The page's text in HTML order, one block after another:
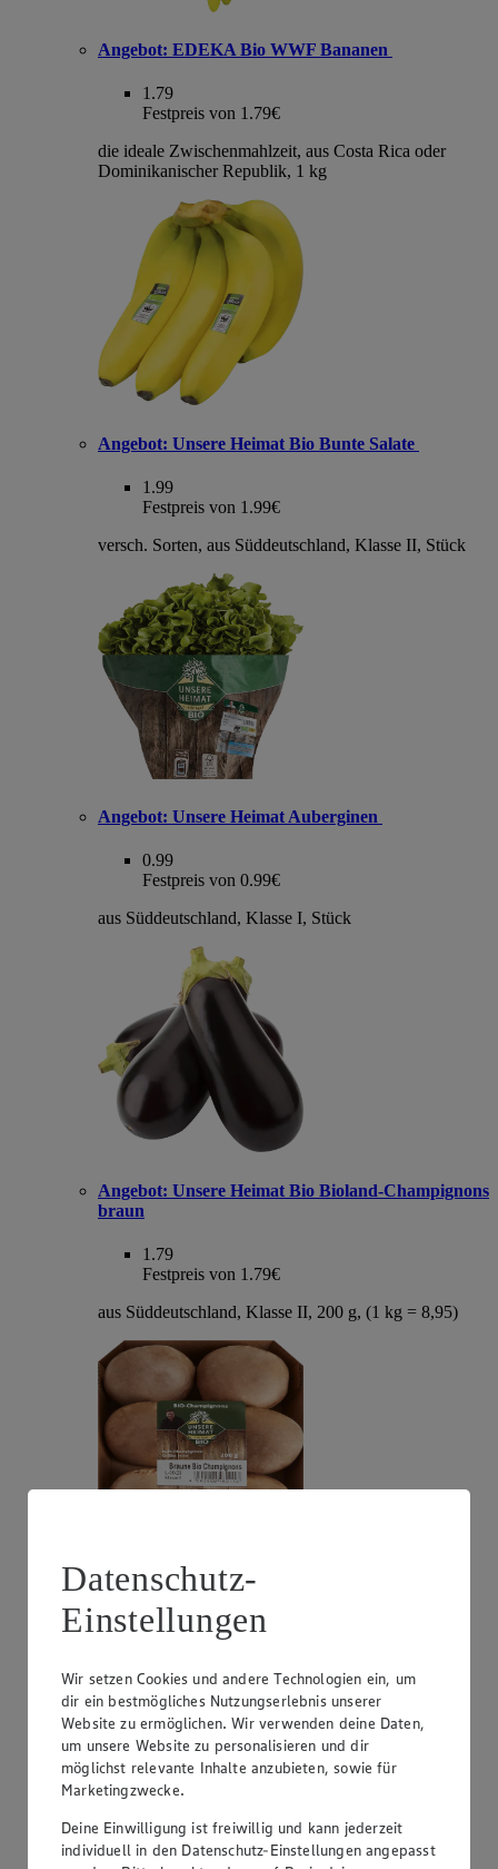
Angebot: EDEKA Bio WWF Bananen
1.79
Festpreis von 1.79€
die ideale Zwischenmahlzeit, aus Costa Rica oder
Dominikanischer Republik, 1 kg
Angebot: Unsere Heimat Bio Bunte Salate
1.99
Festpreis von 1.99€
versch. Sorten, aus Süddeutschland, Klasse II, Stück
Angebot: Unsere Heimat Auberginen
0.99
Festpreis von 0.99€
aus Süddeutschland, Klasse I, Stück
Angebot: Unsere Heimat Bio Bioland-Champignons
braun
1.79
Festpreis von 1.79€
aus Süddeutschland, Klasse II, 200 g, (1 kg = 8,95)
Angebot:EDEKA Herzstücke Nektarinen oder
Pfirsiche
gelbfleischig, aus Spanien oder Italien, Klasse I, 1 kg
Datenschutz-
Einstellungen
Wir setzen Cookies und andere Technologien ein, um
dir ein bestmögliches Nutzungserlebnis unserer
Website zu ermöglichen. Wir verwenden deine Daten,
um unsere Website zu personalisieren und dir
möglichst relevante Inhalte anzubieten, sowie für
Marketingzwecke.
Deine Einwilligung ist freiwillig und kann jederzeit
individuell in den Datenschutz-Einstellungen angepasst